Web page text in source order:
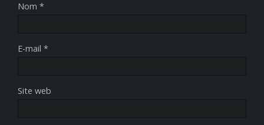
Nom *
E-mail *
Site web